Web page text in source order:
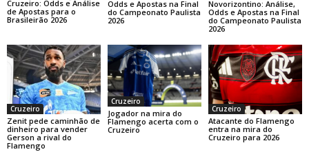
Cruzeiro: Odds e Análise
de Apostas para o
Brasileirão 2026
Odds e Apostas na Final
do Campeonato Paulista
2026
Novorizontino: Análise,
Odds e Apostas na Final
do Campeonato Paulista
2026
Cruzeiro
Zenit pede caminhão de
dinheiro para vender
Gerson a rival do
Flamengo
Cruzeiro
Jogador na mira do
Flamengo acerta com o
Cruzeiro
Cruzeiro
Atacante do Flamengo
entra na mira do
Cruzeiro para 2026